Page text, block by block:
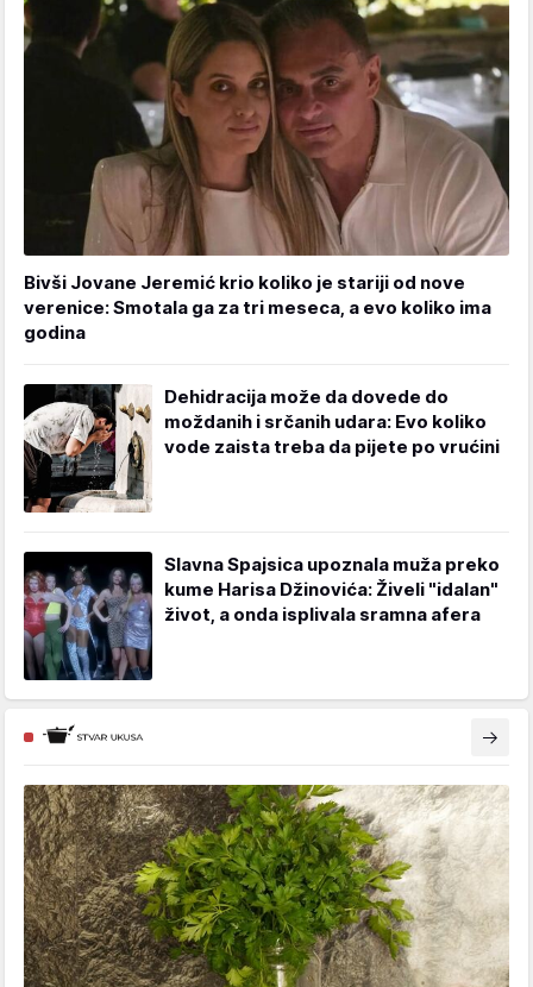
Bivši Jovane Jeremić krio koliko je stariji od nove
verenice: Smotala ga za tri meseca, a evo koliko ima
godina
Dehidracija može da dovede do
moždanih i srčanih udara: Evo koliko
vode zaista treba da pijete po vrućini
Slavna Spajsica upoznala muža preko
kume Harisa Džinovića: Živeli "idalan"
život, a onda isplivala sramna afera